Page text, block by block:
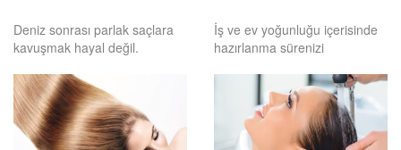
Deniz sonrası parlak saçlara
kavuşmak hayal değil.
İş ve ev yoğunluğu içerisinde
hazırlanma sürenizi